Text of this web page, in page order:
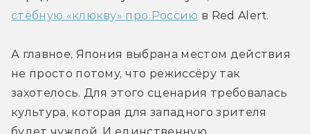
стёбную «клюкву» про Россию в Red Alert.
А главное, Япония выбрана местом действия
не просто потому, что режиссёру так
захотелось. Для этого сценария требовалась
культура, которая для западного зрителя